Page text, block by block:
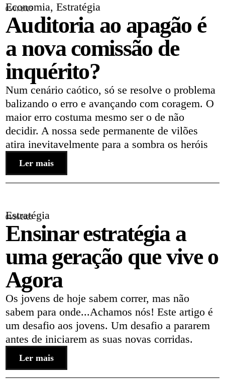
Economia, Estratégia
05/01/2025
Auditoria ao apagão é
a nova comissão de
inquérito?
Num cenário caótico, só se resolve o problema
balizando o erro e avançando com coragem. O
maior erro costuma mesmo ser o de não
decidir. A nossa sede permanente de vilões
atira inevitavelmente para a sombra os heróis
Ler mais
Estratégia
04/26/2025
Ensinar estratégia a
uma geração que vive o
Agora
Os jovens de hoje sabem correr, mas não
sabem para onde...Achamos nós! Este artigo é
um desafio aos jovens. Um desafio a pararem
antes de iniciarem as suas novas corridas.
Ler mais